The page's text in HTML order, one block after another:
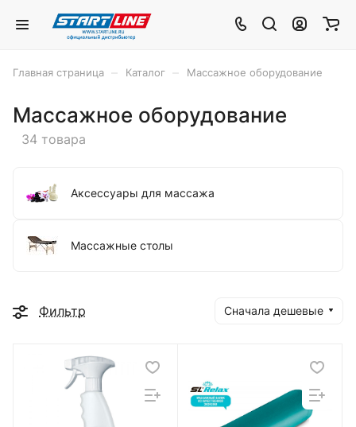
Главная страница Каталог Массажное оборудование
Массажное оборудование
34 товара
Аксессуары для массажа
Массажные столы
Фильтр Сначала дешевые